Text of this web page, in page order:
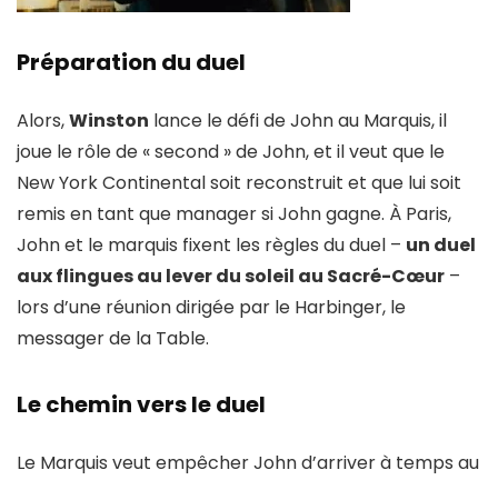
Préparation du duel
Alors,Winston lance le défi de John au Marquis, il
joue le rôle de « second » de John, et il veut que le
New York Continental soit reconstruit et que lui soit
remis en tant que manager si John gagne. À Paris,
John et le marquis fixent les règles du duel – un duel
aux flingues au lever du soleil au Sacré-Cœur –
lors d’une réunion dirigée par le Harbinger, le
messager de la Table.
Le chemin vers le duel
Le Marquis veut empêcher John d’arriver à temps au